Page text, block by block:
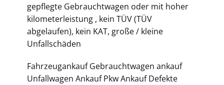
gepflegte Gebrauchtwagen oder mit hoher
kilometerleistung , kein TÜV (TÜV
abgelaufen), kein KAT, große / kleine
Unfallschäden
Fahrzeugankauf Gebrauchtwagen ankauf
Unfallwagen Ankauf Pkw Ankauf Defekte